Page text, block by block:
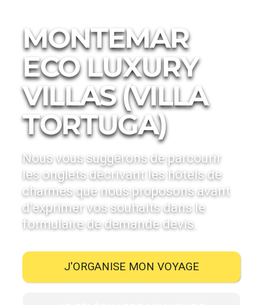
MONTEMAR
ECO LUXURY
VILLAS (VILLA
TORTUGA)
Nous vous suggérons de parcourir
les onglets décrivant les hôtels de
charmes que nous proposons avant
d’exprimer vos souhaits dans le
formulaire de demande devis.
J'ORGANISE MON VOYAGE